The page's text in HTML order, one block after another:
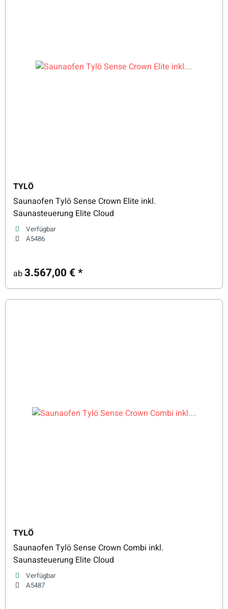
TYLÖ
Saunaofen Tylö Sense Crown Elite inkl.
Saunasteuerung Elite Cloud
Verfügbar
A5486
ab3.567,00 €*
TYLÖ
Saunaofen Tylö Sense Crown Combi inkl.
Saunasteuerung Elite Cloud
Verfügbar
A5487